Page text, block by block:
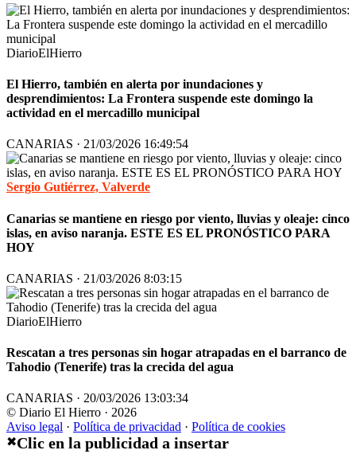
DiarioElHierro
El Hierro, también en alerta por inundaciones y
desprendimientos: La Frontera suspende este domingo la
actividad en el mercadillo municipal
CANARIAS · 21/03/2026 16:49:54
Sergio Gutiérrez, Valverde
Canarias se mantiene en riesgo por viento, lluvias y oleaje: cinco
islas, en aviso naranja. ESTE ES EL PRONÓSTICO PARA
HOY
CANARIAS · 21/03/2026 8:03:15
DiarioElHierro
Rescatan a tres personas sin hogar atrapadas en el barranco de
Tahodio (Tenerife) tras la crecida del agua
CANARIAS · 20/03/2026 13:03:34
© Diario El Hierro · 2026
Aviso legal · Política de privacidad · Política de cookies
✖Clic en la publicidad a insertar